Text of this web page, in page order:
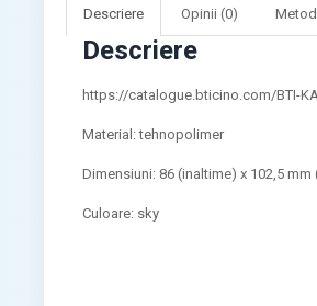
Descriere Opinii (0)
Descriere
https://catalogue.bticino.com/BTI-
Material: tehnopolimer
Dimensiuni: 86 (inaltime) x 102,5 mm
Culoare: sky